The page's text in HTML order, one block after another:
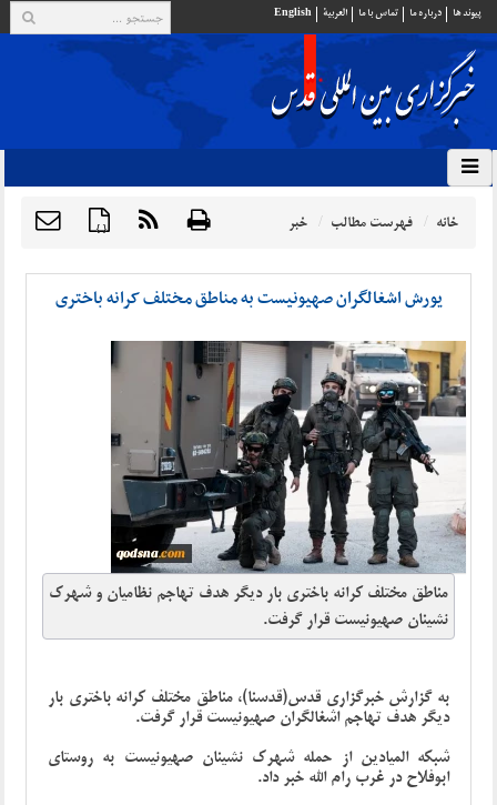
پيوند ها درباره ما تماس با ما العربية English
{ } خانه فهرست مطالب خبر
یورش اشغالگران صهیونیست به مناطق مختلف کرانه باختری
مناطق مختلف کرانه باختری بار دیگر هدف تهاجم نظامیان و شهرک
نشینان صهیونیست قرار گرفت.
به گزارش خبرگزاری قدس(قدسنا)، مناطق مختلف کرانه باختری بار
دیگر هدف تهاجم اشغالگران صهیونیست قرار گرفت.
شبکه المیادین از حمله شهرک نشینان صهیونیست به روستای
ابوفلاح در غرب رام الله خبر داد.